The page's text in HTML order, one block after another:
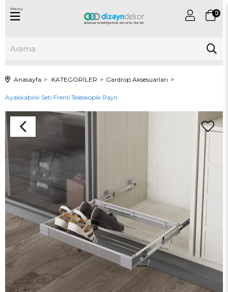
0
Menu
Anasayfa KATEGORİLER Gardrop Aksesuarları
Ayakkabılık Seti Frenli Teleskopik Raylı